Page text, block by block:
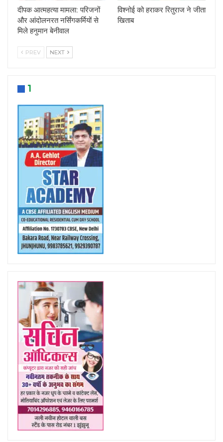
दीपक आत्महत्या मामला: परिजनों
और आंदोलनरत नर्सिंगकर्मियों से
मिले हनुमान बेनीवाल
विश्नोई को हराकर रितुराज ने जीता
खिताब
PREV NEXT
1